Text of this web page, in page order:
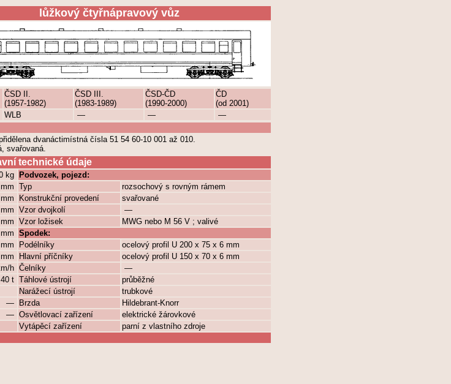
lůžkový čtyřnápravový vůz
ČSD II.
(1957-1982)
ČSD III.
(1983-1989)
ČSD-ČD
(1990-2000)
ČD
(od 2001)
WLB — — —
dvanáctimístná čísla 51 54 60-10 001 až 010.
svařovaná.
technické údaje
kg
Podvozek, pojezd:
Typ
rozsochový s rovným rámem
Konstrukční provedení
svařované
Vzor dvojkolí
—
Vzor ložisek
MWG nebo M 56 V ; valivé
Spodek:
Podélníky
ocelový profil U 200 x 75 x 6 mm
Hlavní příčníky
ocelový profil U 150 x 70 x 6 mm
h Čelníky
—
40 t Táhlové ústrojí
průběžné
Narážecí ústrojí
trubkové
— Brzda
Hildebrant-Knorr
— Osvětlovací zařízení
elektrické žárovkové
Vytápěcí zařízení
parní z vlastního zdroje